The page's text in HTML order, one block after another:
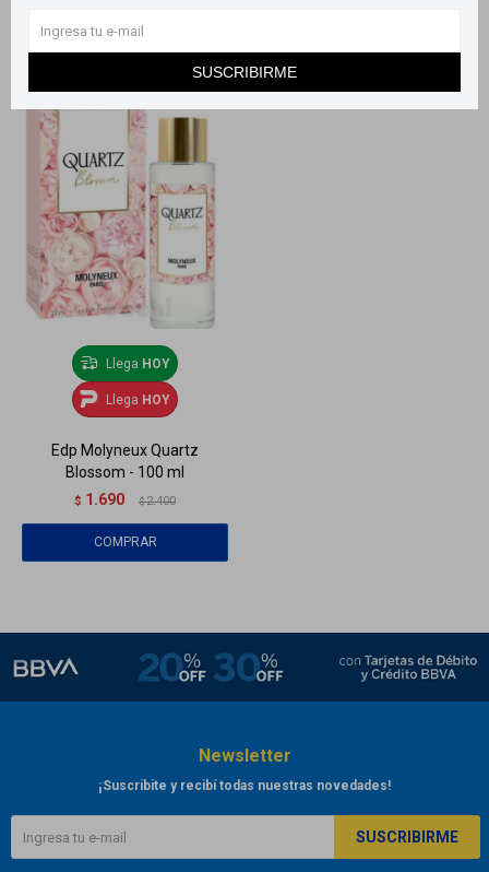
SUSCRIBIRME
Llega HOY
Llega HOY
Edp Molyneux Quartz
Blossom - 100 ml
$ 1.690 $ 2.400
Newsletter
¡Suscribite y recibí todas nuestras novedades!
SUSCRIBIRME